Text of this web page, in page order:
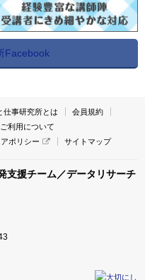
仕事研究所とは
会員規約
利用について
ポリシー サイトマップ
支援チーム／データリサーチ